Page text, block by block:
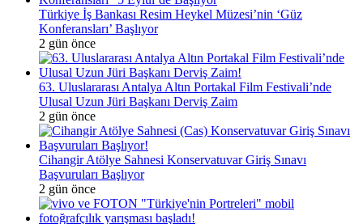
Türkiye İş Bankası Resim Heykel Müzesi’nin ‘Güz
Konferansları’ Başlıyor
2 gün önce
63. Uluslararası Antalya Altın Portakal Film Festivali’nde
Ulusal Uzun Jüri Başkanı Derviş Zaim
2 gün önce
Cihangir Atölye Sahnesi Konservatuvar Giriş Sınavı
Başvuruları Başlıyor
2 gün önce